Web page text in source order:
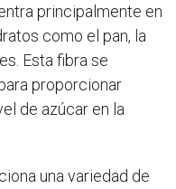
principalmente en
como el pan, la
Esta fibra se
proporcionar
de azúcar en la
una variedad de